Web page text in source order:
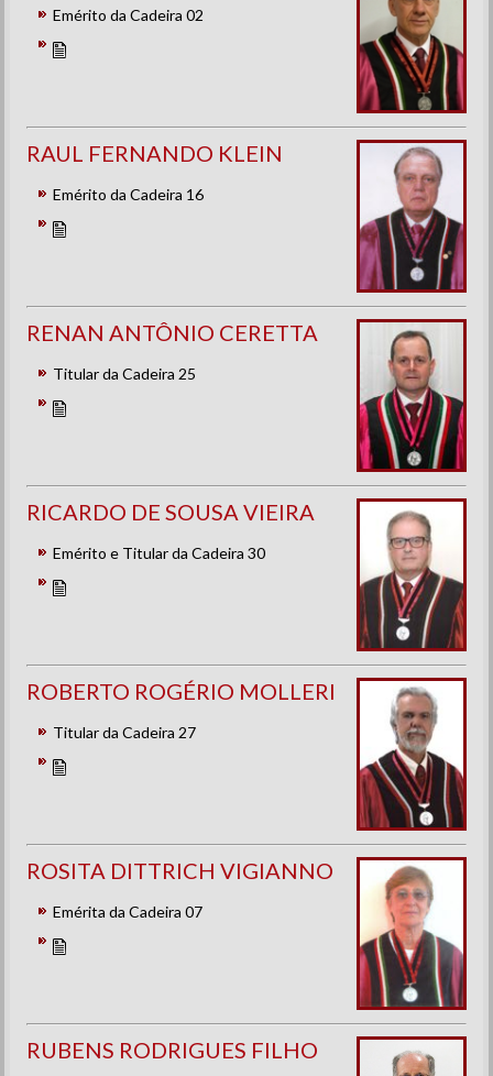
Emérito da Cadeira 02
RAUL FERNANDO KLEIN
Emérito da Cadeira 16
RENAN ANTÔNIO CERETTA
Titular da Cadeira 25
RICARDO DE SOUSA VIEIRA
Emérito e Titular da Cadeira 30
ROBERTO ROGÉRIO MOLLERI
Titular da Cadeira 27
ROSITA DITTRICH VIGIANNO
Emérita da Cadeira 07
RUBENS RODRIGUES FILHO